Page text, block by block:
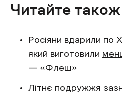
Читайте також
Росіяни вдарили
який виготовили
— «Флеш»
Літнє подружжя